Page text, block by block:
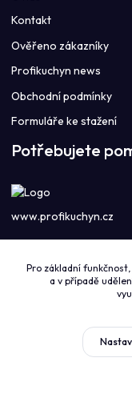
Kontakt
Ověřeno zákazníky
Profikuchyn news
Obchodní podmínky
Formuláře ke stažení
Potřebujete
www.profikuchyn.cz
(Po-Pá 8:00-
Pro základní
a v případě